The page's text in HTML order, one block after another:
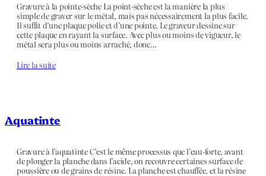
Gravure à la pointe-sèche La point-sèche est la manière la plus
simple de graver sur le métal, mais pas nécessairement la plus facile.
Il suffit d’une plaque polie et d’une pointe. Le graveur dessine sur
cette plaque en rayant la surface. Avec plus ou moins de vigueur, le
métal sera plus ou moins arraché, donc…
Lire la suite
Aquatinte
Gravure à l’aquatinte C’est le même processus que l’eau-forte, avant
de plonger la planche dans l’acide, on recouvre certaines surface de
poussière ou de grains de résine. La planche est chauffée, et la résine